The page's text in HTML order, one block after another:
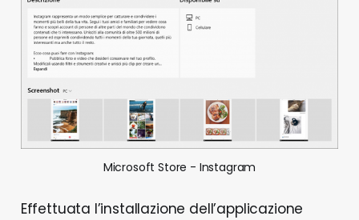
Microsoft Store - Instagram
Effettuata l’installazione dell’applicazione